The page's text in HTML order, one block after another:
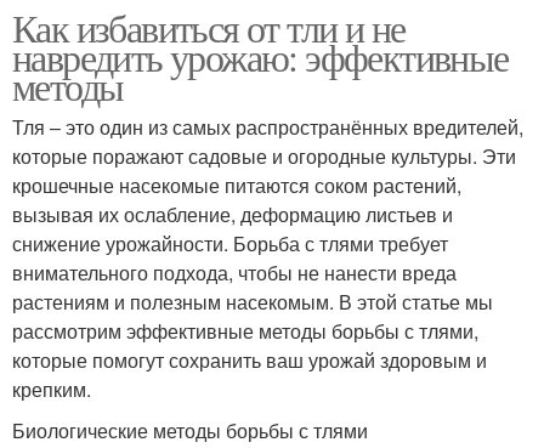
Как избавиться от тли и не
навредить урожаю: эффективные
методы
Тля – это один из самых распространённых вредителей,
которые поражают садовые и огородные культуры. Эти
крошечные насекомые питаются соком растений,
вызывая их ослабление, деформацию листьев и
снижение урожайности. Борьба с тлями требует
внимательного подхода, чтобы не нанести вреда
растениям и полезным насекомым. В этой статье мы
рассмотрим эффективные методы борьбы с тлями,
которые помогут сохранить ваш урожай здоровым и
крепким.
Биологические методы борьбы с тлями